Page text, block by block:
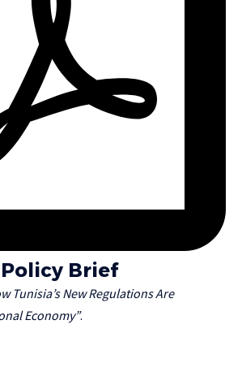
Brief
Tunisia’s New Regulations Are
Economy”.